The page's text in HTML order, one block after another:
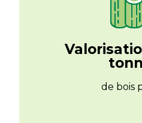
de bois